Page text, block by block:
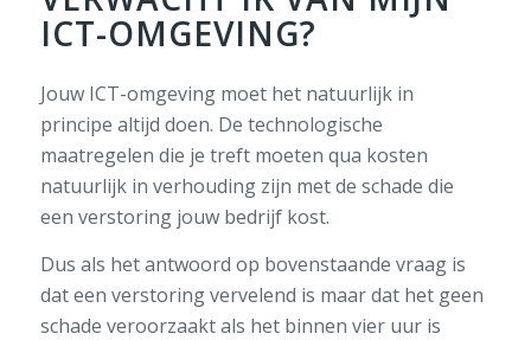
ICT-OMGEVING?
Jouw ICT-omgeving moet het natuurlijkin
principe altijd doen. De technologische
maatregelen die je treft moeten qua kosten
natuurlijk in verhouding zijn met de schade die
een verstoring jouw bedrijf kost.
Dus als hetantwoord op bovenstaande vraag is
dateen verstoring vervelend is maardat het geen
schade veroorzaakt als het binnen vier uur is